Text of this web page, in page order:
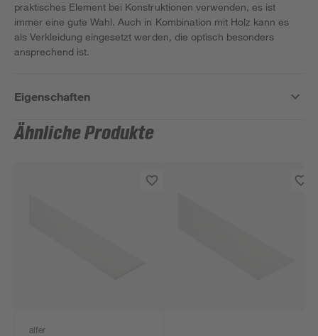
praktisches Element bei Konstruktionen verwenden, es ist
immer eine gute Wahl. Auch in Kombination mit Holz kann es
als Verkleidung eingesetzt werden, die optisch besonders
ansprechend ist.
Eigenschaften
Ähnliche Produkte
alfer